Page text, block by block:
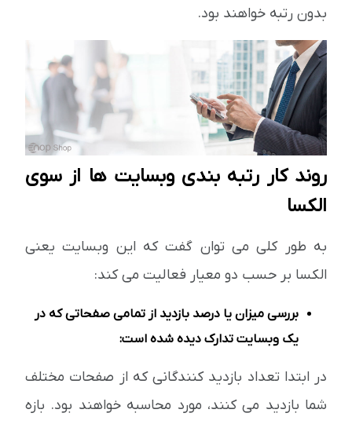
بدون رتبه خواهند بود.
روند کار رتبه بندی وبسایت ها از سوی
الکسا
به طور کلی می توان گفت که این وبسایت یعنی
الکسا بر حسب دو معیار فعالیت می کند:
بررسی میزان یا درصد بازدید از تمامی صفحاتی که در
یک وبسایت تدارک دیده شده است:
در ابتدا تعداد بازدید کنندگانی که از صفحات مختلف
شما بازدید می کنند، مورد محاسبه خواهند بود. بازه